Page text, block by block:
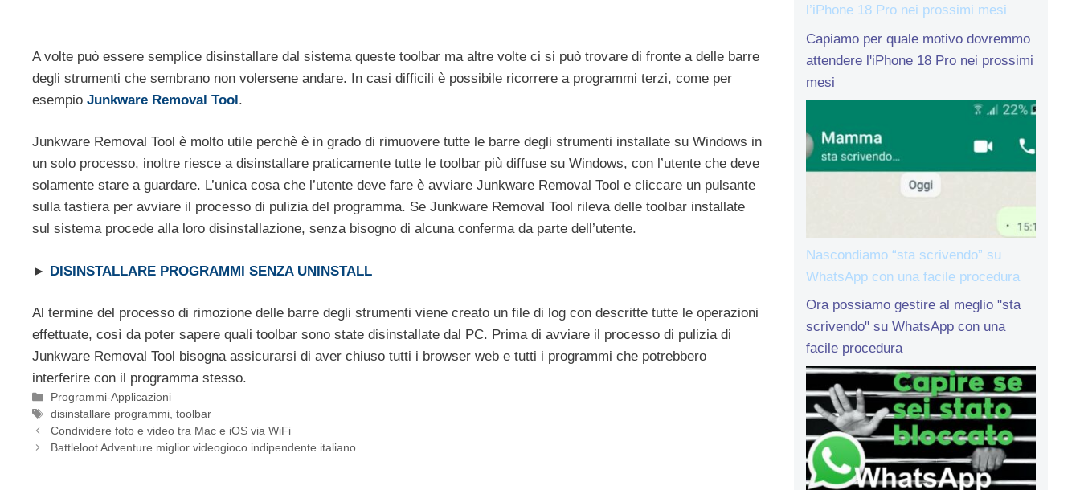
A volte può essere semplice disinstallare dal sistema queste toolbar ma altre volte ci si può trovare di fronte a delle barre
degli strumenti che sembrano non volersene andare. In casi difficili è possibile ricorrere a programmi terzi, come per
esempio Junkware Removal Tool.
Junkware Removal Tool è molto utile perchè è in grado di rimuovere tutte le barre degli strumenti installate su Windows in
un solo processo, inoltre riesce a disinstallare praticamente tutte le toolbar più diffuse su Windows, con l’utente che deve
solamente stare a guardare. L’unica cosa che l’utente deve fare è avviare Junkware Removal Tool e cliccare un pulsante
sulla tastiera per avviare il processo di pulizia del programma. Se Junkware Removal Tool rileva delle toolbar installate
sul sistema procede alla loro disinstallazione, senza bisogno di alcuna conferma da parte dell’utente.
► DISINSTALLARE PROGRAMMI SENZA UNINSTALL
Al termine del processo di rimozione delle barre degli strumenti viene creato un file di log con descritte tutte le operazioni
effettuate, così da poter sapere quali toolbar sono state disinstallate dal PC. Prima di avviare il processo di pulizia di
Junkware Removal Tool bisogna assicurarsi di aver chiuso tutti i browser web e tutti i programmi che potrebbero
interferire con il programma stesso.
Categorie
Programmi-Applicazioni
Tag
disinstallare programmi,toolbar
Condividere foto e video tra Mac e iOS via WiFi
Battleloot Adventure miglior videogioco indipendente italiano
l’iPhone 18 Pro nei prossimi mesi
Capiamo per quale motivo dovremmo
attendere l'iPhone 18 Pro nei prossimi
mesi
Nascondiamo “sta scrivendo” su
WhatsApp con una facile procedura
Ora possiamo gestire al meglio "sta
scrivendo" su WhatsApp con una
facile procedura